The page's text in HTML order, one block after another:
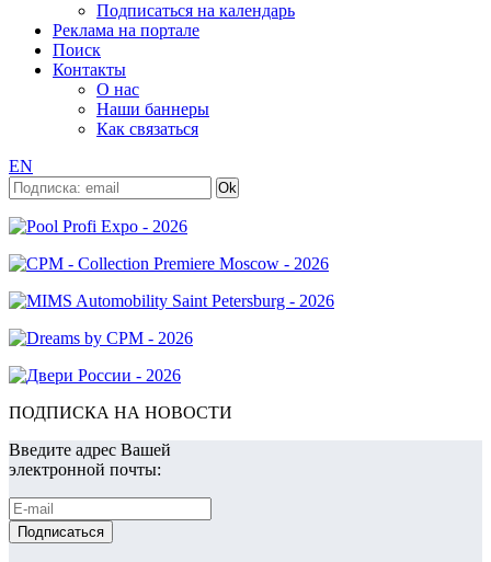
Подписаться на календарь
Реклама на портале
Поиск
Контакты
О нас
Наши баннеры
Как связаться
EN
ПОДПИСКА НА НОВОСТИ
Введите адрес Вашей
электронной почты: